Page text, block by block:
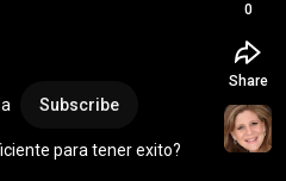
Subscribe
para tener exito?
0
Share